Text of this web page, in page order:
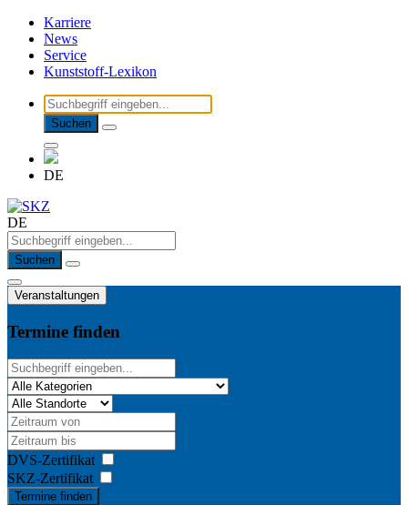
Karriere
News
Service
Kunststoff-Lexikon
Suchen
DE
DE
Suchen
Veranstaltungen
Termine finden
DVS-Zertifikat
SKZ-Zertifikat
Termine finden